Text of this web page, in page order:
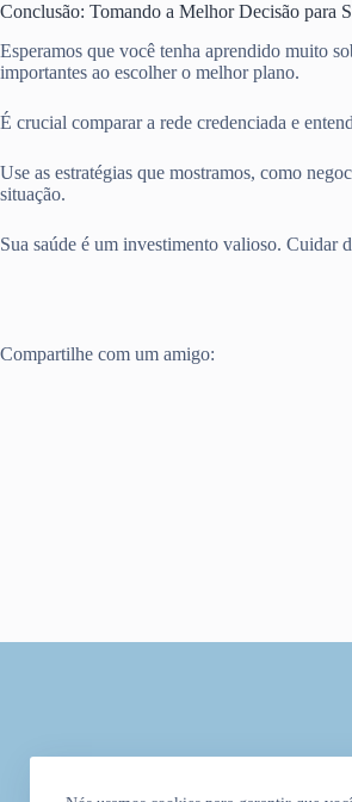
Conclusão: Tomando a Melhor Decisão para
Esperamos que você tenha aprendido muito
importantes ao escolher o melhor plano.
É crucial comparar a rede credenciada e
Use as estratégias que mostramos, como
situação.
Sua saúde é um investimento valioso. Cuidar
Compartilhe com um amigo: